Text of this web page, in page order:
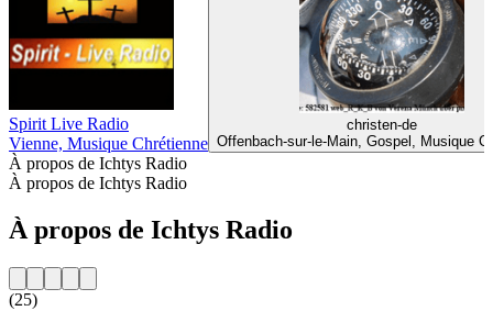
Spirit Live Radio
Vienne, Musique Chrétienne
christen-de
Offenbach-sur-le-Main, Gospel, Musique
À propos de Ichtys Radio
À propos de Ichtys Radio
À propos de Ichtys Radio
(25)